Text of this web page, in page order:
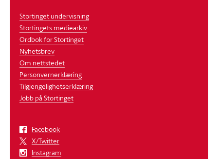
Stortinget undervisning
Stortingets mediearkiv
Ordbok for Stortinget
Nyhetsbrev
Om nettstedet
Personvernerklæring
Tilgjengelighetserklæring
Jobb på Stortinget
Facebook
X/Twitter
Instagram